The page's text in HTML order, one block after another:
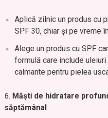
Aplică zilnic un produs cu
SPF 30, chiar și pe vreme
Alege un produs cu SPF
formulă care include
calmante pentru pielea
Măști de hidratare
săptămânal